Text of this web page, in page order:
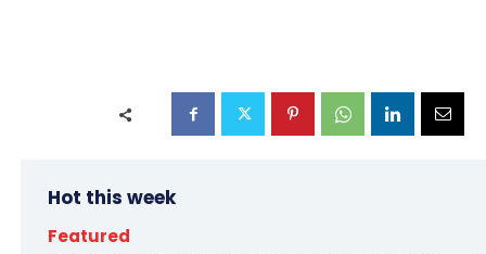
Hot this week
Featured